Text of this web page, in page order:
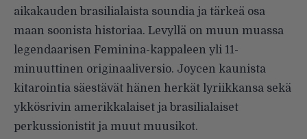
aikakauden brasilialaista soundia ja tärkeä osa
maan soonista historiaa. Levyllä on muun muassa
legendaarisen Feminina-kappaleen yli 11-
minuuttinen originaaliversio. Joycen kaunista
kitarointia säestävät hänen herkät lyriikkansa sekä
ykkösrivin amerikkalaiset ja brasilialaiset
perkussionistit ja muut muusikot.